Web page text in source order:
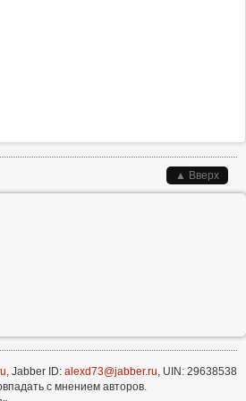
▲ Вверх
, Jabber ID: alexd73@jabber.ru, UIN: 29638538
с мнением авторов.